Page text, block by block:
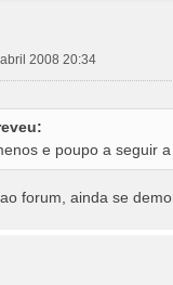
2008 20:34
e poupo a seguir a
forum, ainda se